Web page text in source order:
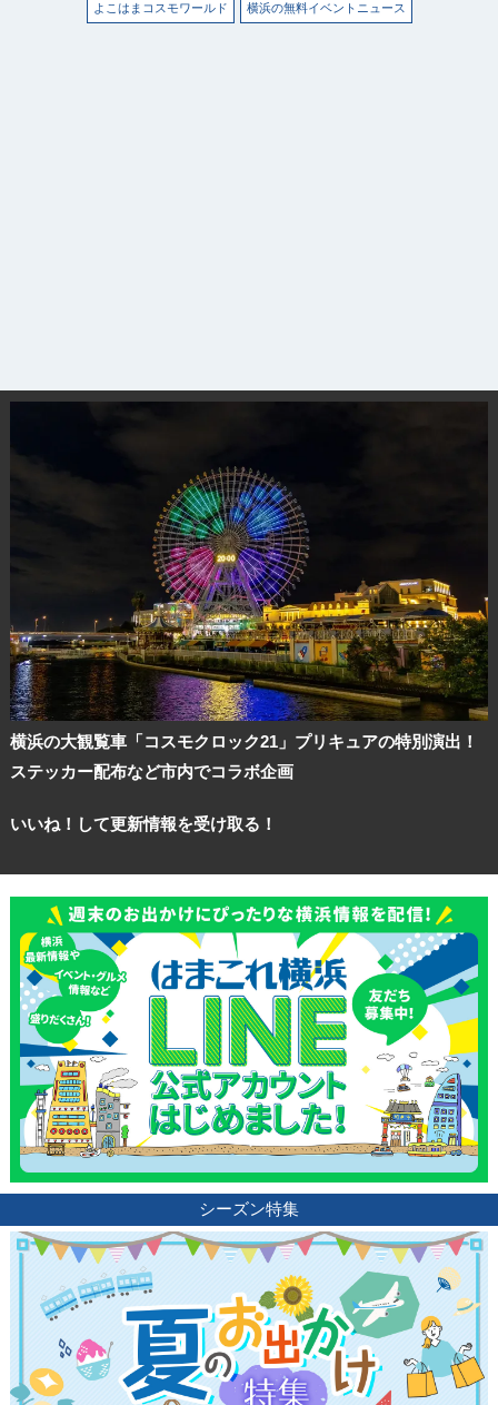
よこはまコスモワールド 横浜の無料イベントニュース
横浜の大観覧車「コスモクロック21」プリキュアの特別演出！
ステッカー配布など市内でコラボ企画
いいね！して更新情報を受け取る！
シーズン特集